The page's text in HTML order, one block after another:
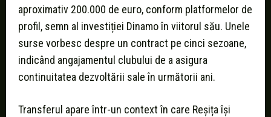
aproximativ 200.000 de euro, conform platformelor de
profil, semn al investiției Dinamo în viitorul său. Unele
surse vorbesc despre un contract pe cinci sezoane,
indicând angajamentul clubului de a asigura
continuitatea dezvoltării sale în următorii ani.
Transferul apare într-un context în care Reșița își